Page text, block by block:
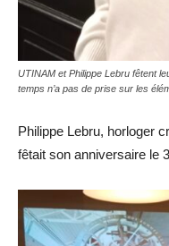
UTINAM et Philippe Lebru fêtent
temps n’a pas de prise sur les
Philippe Lebru, horloger
fêtait son anniversaire le